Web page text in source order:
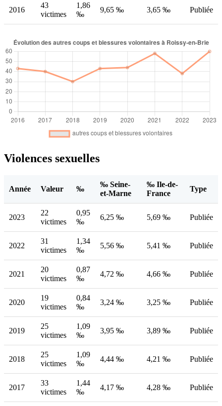
2016
43
victimes
1,86
‰
9,65 ‰ 3,65 ‰ Publiée
Violences sexuelles
Année Valeur ‰
‰ Seine-
et-Marne
‰ Ile-de-
France
Type
2023
22
victimes
0,95
‰
6,25 ‰ 5,69 ‰ Publiée
2022
31
victimes
1,34
‰
5,56 ‰ 5,41 ‰ Publiée
2021
20
victimes
0,87
‰
4,72 ‰ 4,66 ‰ Publiée
2020
19
victimes
0,84
‰
3,24 ‰ 3,25 ‰ Publiée
2019
25
victimes
1,09
‰
3,95 ‰ 3,89 ‰ Publiée
2018
25
victimes
1,09
‰
4,44 ‰ 4,21 ‰ Publiée
2017
33
victimes
1,44
‰
4,17 ‰ 4,28 ‰ Publiée